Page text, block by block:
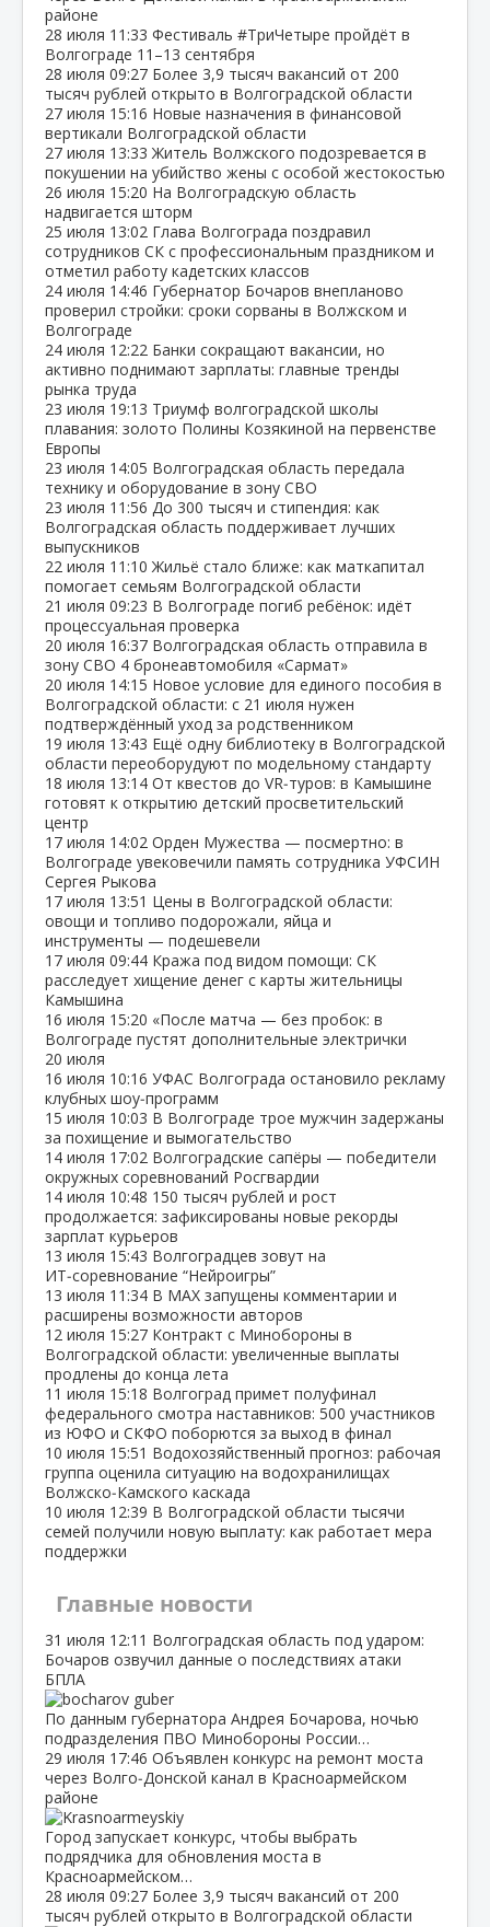
районе
28 июля 11:33 Фестиваль #ТриЧетыре пройдёт в
Волгограде 11–13 сентября
28 июля 09:27 Более 3,9 тысяч вакансий от 200
тысяч рублей открыто в Волгоградской области
27 июля 15:16 Новые назначения в финансовой
вертикали Волгоградской области
27 июля 13:33 Житель Волжского подозревается в
покушении на убийство жены с особой жестокостью
26 июля 15:20 На Волгоградскую область
надвигается шторм
25 июля 13:02 Глава Волгограда поздравил
сотрудников СК с профессиональным праздником и
отметил работу кадетских классов
24 июля 14:46 Губернатор Бочаров внепланово
проверил стройки: сроки сорваны в Волжском и
Волгограде
24 июля 12:22 Банки сокращают вакансии, но
активно поднимают зарплаты: главные тренды
рынка труда
23 июля 19:13 Триумф волгоградской школы
плавания: золото Полины Козякиной на первенстве
Европы
23 июля 14:05 Волгоградская область передала
технику и оборудование в зону СВО
23 июля 11:56 До 300 тысяч и стипендия: как
Волгоградская область поддерживает лучших
выпускников
22 июля 11:10 Жильё стало ближе: как маткапитал
помогает семьям Волгоградской области
21 июля 09:23 В Волгограде погиб ребёнок: идёт
процессуальная проверка
20 июля 16:37 Волгоградская область отправила в
зону СВО 4 бронеавтомобиля «Сармат»
20 июля 14:15 Новое условие для единого пособия в
Волгоградской области: с 21 июля нужен
подтверждённый уход за родственником
19 июля 13:43 Ещё одну библиотеку в Волгоградской
области переоборудуют по модельному стандарту
18 июля 13:14 От квестов до VR‑туров: в Камышине
готовят к открытию детский просветительский
центр
17 июля 14:02 Орден Мужества — посмертно: в
Волгограде увековечили память сотрудника УФСИН
Сергея Рыкова
17 июля 13:51 Цены в Волгоградской области:
овощи и топливо подорожали, яйца и
инструменты — подешевели
17 июля 09:44 Кража под видом помощи: СК
расследует хищение денег с карты жительницы
Камышина
16 июля 15:20 «После матча — без пробок: в
Волгограде пустят дополнительные электрички
20 июля
16 июля 10:16 УФАС Волгограда остановило рекламу
клубных шоу‑программ
15 июля 10:03 В Волгограде трое мужчин задержаны
за похищение и вымогательство
14 июля 17:02 Волгоградские сапёры — победители
окружных соревнований Росгвардии
14 июля 10:48 150 тысяч рублей и рост
продолжается: зафиксированы новые рекорды
зарплат курьеров
13 июля 15:43 Волгоградцев зовут на
ИТ‑соревнование “Нейроигры”
13 июля 11:34 В МАХ запущены комментарии и
расширены возможности авторов
12 июля 15:27 Контракт с Минобороны в
Волгоградской области: увеличенные выплаты
продлены до конца лета
11 июля 15:18 Волгоград примет полуфинал
федерального смотра наставников: 500 участников
из ЮФО и СКФО поборются за выход в финал
10 июля 15:51 Водохозяйственный прогноз: рабочая
группа оценила ситуацию на водохранилищах
Волжско‑Камского каскада
10 июля 12:39 В Волгоградской области тысячи
семей получили новую выплату: как работает мера
поддержки
Главные новости
31 июля 12:11 Волгоградская область под ударом:
Бочаров озвучил данные о последствиях атаки
БПЛА
По данным губернатора Андрея Бочарова, ночью
подразделения ПВО Минобороны России…
29 июля 17:46 Объявлен конкурс на ремонт моста
через Волго‑Донской канал в Красноармейском
районе
Город запускает конкурс, чтобы выбрать
подрядчика для обновления моста в
Красноармейском…
28 июля 09:27 Более 3,9 тысяч вакансий от 200
тысяч рублей открыто в Волгоградской области